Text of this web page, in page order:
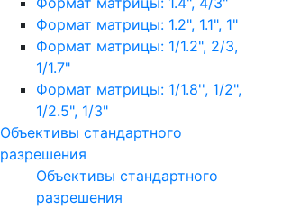
Формат матрицы: 1.2", 1.1", 1"
Формат матрицы: 1/1.2", 2/3,
1/1.7"
Формат матрицы: 1/1.8'', 1/2",
1/2.5", 1/3"
Объективы стандартного
разрешения
Объективы стандартного
разрешения